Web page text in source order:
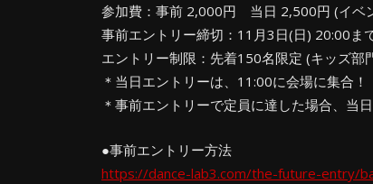
参加費：事前 2,000円 当日 2,500円 (イベ
事前エントリー締切：11月3日(日) 20:00ま
エントリー制限：先着150名限定 (キッズ部
＊当日エントリーは、11:00に会場に集合！
＊事前エントリーで定員に達した場合、当
●事前エントリー方法
https://dance-lab3.com/the-future-entry/